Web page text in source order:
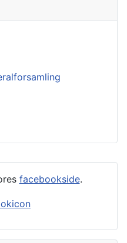
facebookside.